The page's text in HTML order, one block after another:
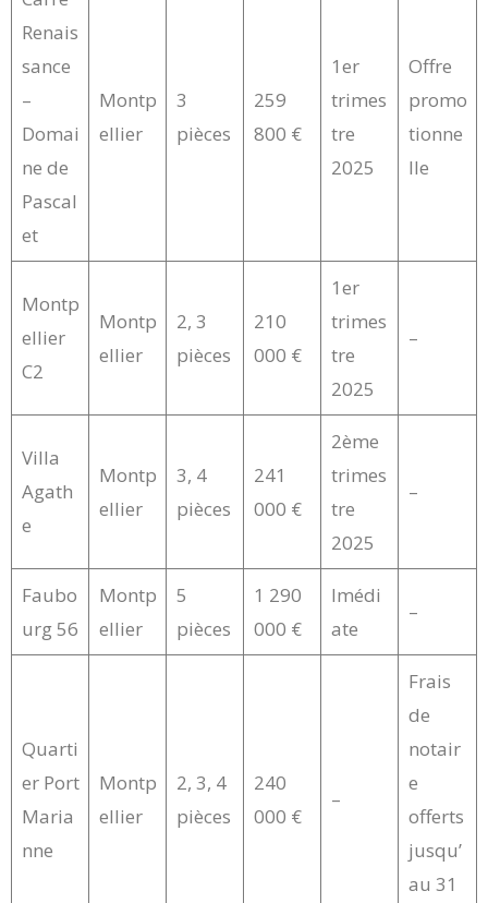
Renais
sance
–
Domai
ne de
Pascal
et
Montp
ellier
3
pièces
259
800 €
1er
trimes
tre
2025
Offre
promo
tionne
lle
Montp
ellier
C2
Montp
ellier
2, 3
pièces
210
000 €
1er
trimes
tre
2025
–
Villa
Agath
e
Montp
ellier
3, 4
pièces
241
000 €
2ème
trimes
tre
2025
–
Faubo
urg 56
Montp
ellier
5
pièces
1 290
000 €
Imédi
ate
–
Quarti
er Port
Maria
nne
Montp
ellier
2, 3, 4
pièces
240
000 €
–
Frais
de
notair
e
offerts
jusqu’
au 31